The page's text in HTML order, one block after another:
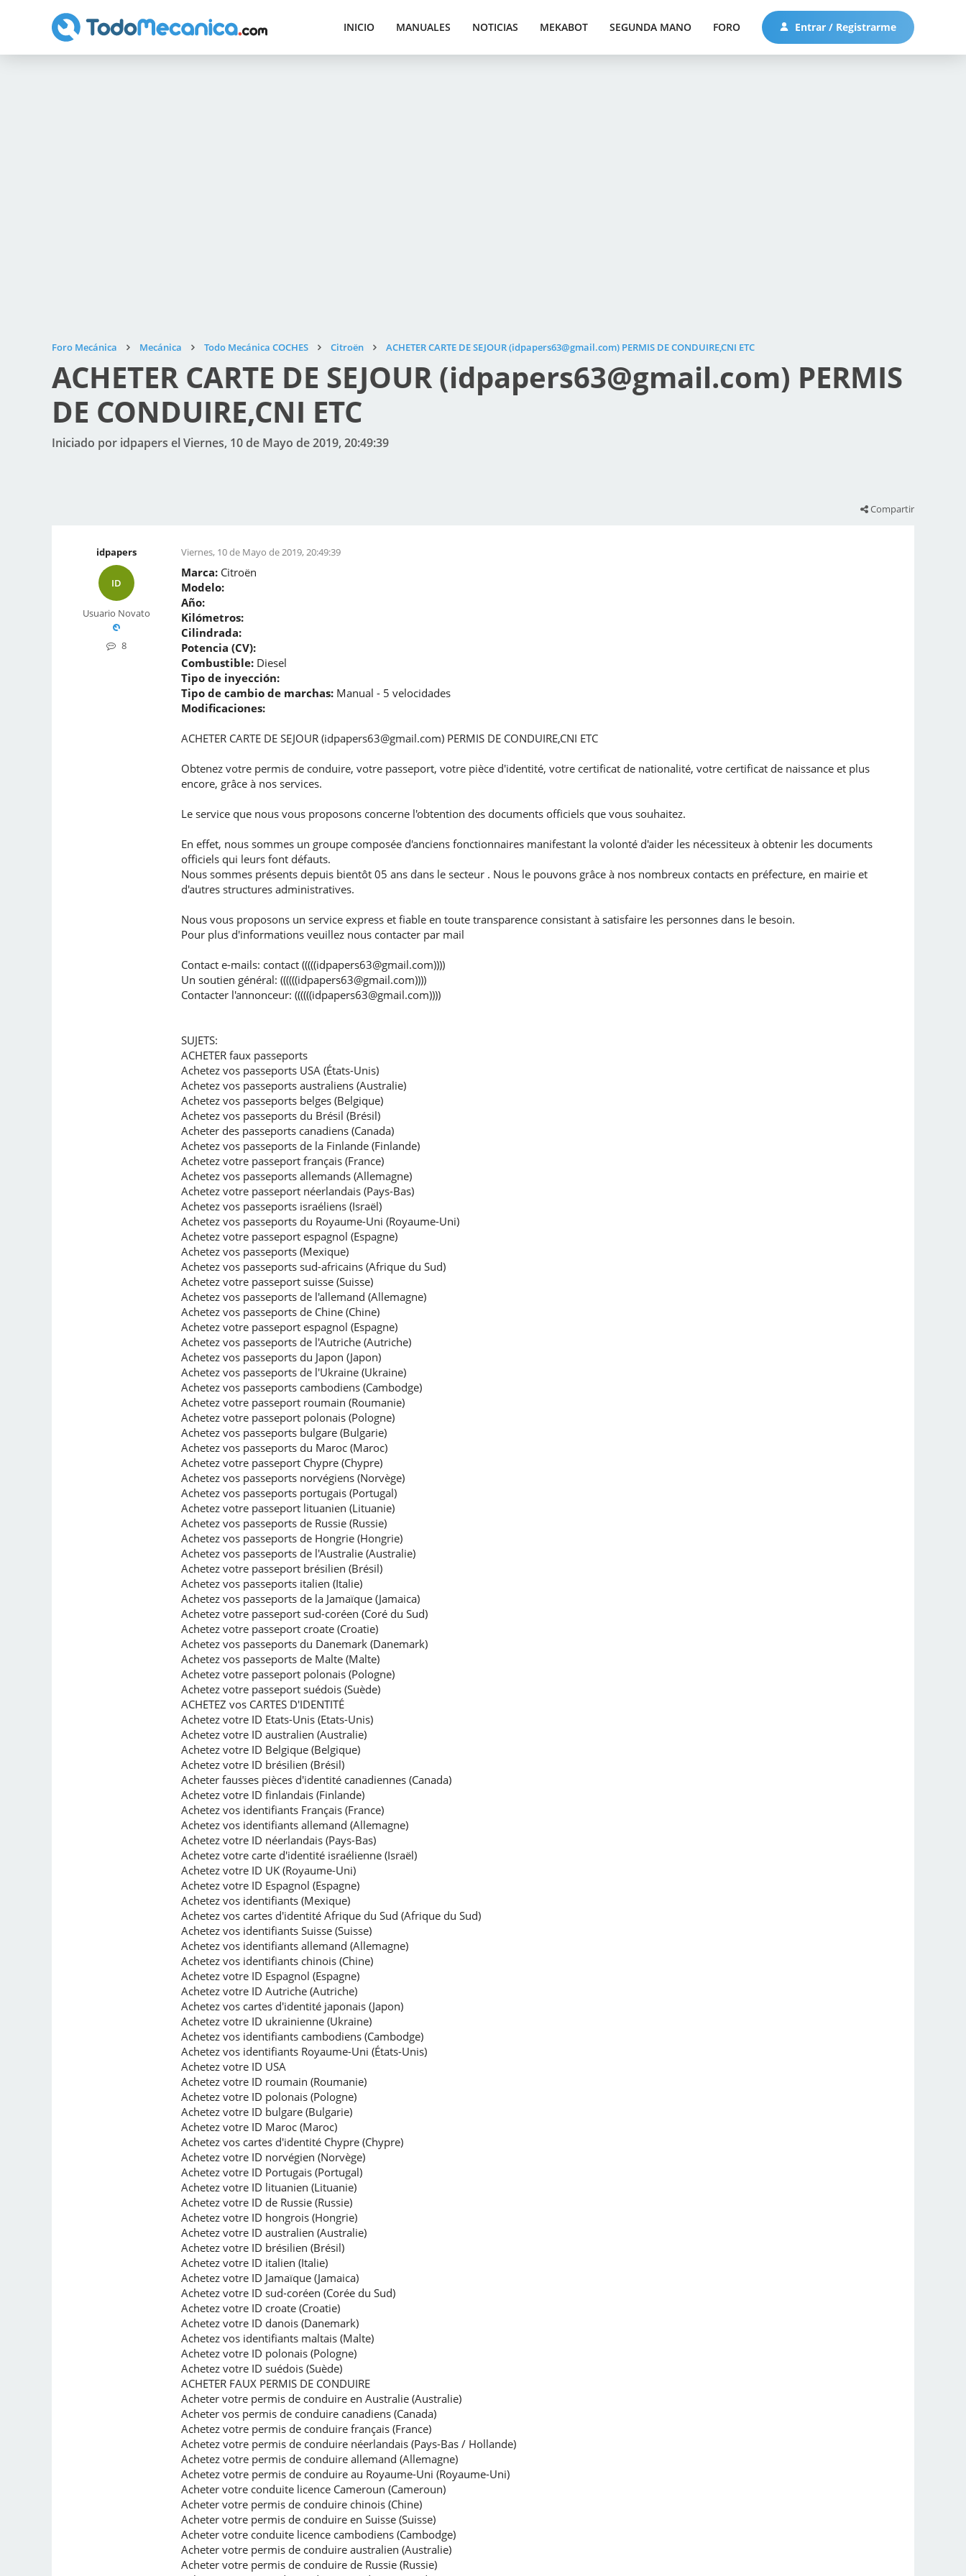
INICIO MANUALES NOTICIAS MEKABOT SEGUNDA MANO FORO Entrar / Registrarme
Foro Mecánica Mecánica Todo Mecánica COCHES Citroën ACHETER CARTE DE SEJOUR (idpapers63@gmail.com) PERMIS DE CONDUIRE,CNI ETC
ACHETER CARTE DE SEJOUR (idpapers63@gmail.com) PERMIS
DE CONDUIRE,CNI ETC
Iniciado por idpapers el Viernes, 10 de Mayo de 2019, 20:49:39
Compartir
idpapers
ID
Usuario Novato
8
Viernes, 10 de Mayo de 2019, 20:49:39
Marca: Citroën
Modelo:
Año:
Kilómetros:
Cilindrada:
Potencia (CV):
Combustible: Diesel
Tipo de inyección:
Tipo de cambio de marchas: Manual - 5 velocidades
Modificaciones:
ACHETER CARTE DE SEJOUR (idpapers63@gmail.com) PERMIS DE CONDUIRE,CNI ETC
Obtenez votre permis de conduire, votre passeport, votre pièce d'identité, votre certificat de nationalité, votre certificat de naissance et plus
encore, grâce à nos services.
Le service que nous vous proposons concerne l'obtention des documents officiels que vous souhaitez.
En effet, nous sommes un groupe composée d'anciens fonctionnaires manifestant la volonté d'aider les nécessiteux à obtenir les documents
officiels qui leurs font défauts.
Nous sommes présents depuis bientôt 05 ans dans le secteur . Nous le pouvons grâce à nos nombreux contacts en préfecture, en mairie et
d'autres structures administratives.
Nous vous proposons un service express et fiable en toute transparence consistant à satisfaire les personnes dans le besoin.
Pour plus d'informations veuillez nous contacter par mail
Contact e-mails: contact (((((idpapers63@gmail.com))))
Un soutien général: ((((((idpapers63@gmail.com))))
Contacter l'annonceur: ((((((idpapers63@gmail.com))))
SUJETS:
ACHETER faux passeports
Achetez vos passeports USA (États-Unis)
Achetez vos passeports australiens (Australie)
Achetez vos passeports belges (Belgique)
Achetez vos passeports du Brésil (Brésil)
Acheter des passeports canadiens (Canada)
Achetez vos passeports de la Finlande (Finlande)
Achetez votre passeport français (France)
Achetez vos passeports allemands (Allemagne)
Achetez votre passeport néerlandais (Pays-Bas)
Achetez vos passeports israéliens (Israël)
Achetez vos passeports du Royaume-Uni (Royaume-Uni)
Achetez votre passeport espagnol (Espagne)
Achetez vos passeports (Mexique)
Achetez vos passeports sud-africains (Afrique du Sud)
Achetez votre passeport suisse (Suisse)
Achetez vos passeports de l'allemand (Allemagne)
Achetez vos passeports de Chine (Chine)
Achetez votre passeport espagnol (Espagne)
Achetez vos passeports de l'Autriche (Autriche)
Achetez vos passeports du Japon (Japon)
Achetez vos passeports de l'Ukraine (Ukraine)
Achetez vos passeports cambodiens (Cambodge)
Achetez votre passeport roumain (Roumanie)
Achetez votre passeport polonais (Pologne)
Achetez vos passeports bulgare (Bulgarie)
Achetez vos passeports du Maroc (Maroc)
Achetez votre passeport Chypre (Chypre)
Achetez vos passeports norvégiens (Norvège)
Achetez vos passeports portugais (Portugal)
Achetez votre passeport lituanien (Lituanie)
Achetez vos passeports de Russie (Russie)
Achetez vos passeports de Hongrie (Hongrie)
Achetez vos passeports de l'Australie (Australie)
Achetez votre passeport brésilien (Brésil)
Achetez vos passeports italien (Italie)
Achetez vos passeports de la Jamaïque (Jamaica)
Achetez votre passeport sud-coréen (Coré du Sud)
Achetez votre passeport croate (Croatie)
Achetez vos passeports du Danemark (Danemark)
Achetez vos passeports de Malte (Malte)
Achetez votre passeport polonais (Pologne)
Achetez votre passeport suédois (Suède)
ACHETEZ vos CARTES D'IDENTITÉ
Achetez votre ID Etats-Unis (Etats-Unis)
Achetez votre ID australien (Australie)
Achetez votre ID Belgique (Belgique)
Achetez votre ID brésilien (Brésil)
Acheter fausses pièces d'identité canadiennes (Canada)
Achetez votre ID finlandais (Finlande)
Achetez vos identifiants Français (France)
Achetez vos identifiants allemand (Allemagne)
Achetez votre ID néerlandais (Pays-Bas)
Achetez votre carte d'identité israélienne (Israël)
Achetez votre ID UK (Royaume-Uni)
Achetez votre ID Espagnol (Espagne)
Achetez vos identifiants (Mexique)
Achetez vos cartes d'identité Afrique du Sud (Afrique du Sud)
Achetez vos identifiants Suisse (Suisse)
Achetez vos identifiants allemand (Allemagne)
Achetez vos identifiants chinois (Chine)
Achetez votre ID Espagnol (Espagne)
Achetez votre ID Autriche (Autriche)
Achetez vos cartes d'identité japonais (Japon)
Achetez votre ID ukrainienne (Ukraine)
Achetez vos identifiants cambodiens (Cambodge)
Achetez vos identifiants Royaume-Uni (États-Unis)
Achetez votre ID USA
Achetez votre ID roumain (Roumanie)
Achetez votre ID polonais (Pologne)
Achetez votre ID bulgare (Bulgarie)
Achetez votre ID Maroc (Maroc)
Achetez vos cartes d'identité Chypre (Chypre)
Achetez votre ID norvégien (Norvège)
Achetez votre ID Portugais (Portugal)
Achetez votre ID lituanien (Lituanie)
Achetez votre ID de Russie (Russie)
Achetez votre ID hongrois (Hongrie)
Achetez votre ID australien (Australie)
Achetez votre ID brésilien (Brésil)
Achetez votre ID italien (Italie)
Achetez votre ID Jamaïque (Jamaica)
Achetez votre ID sud-coréen (Corée du Sud)
Achetez votre ID croate (Croatie)
Achetez votre ID danois (Danemark)
Achetez vos identifiants maltais (Malte)
Achetez votre ID polonais (Pologne)
Achetez votre ID suédois (Suède)
ACHETER FAUX PERMIS DE CONDUIRE
Acheter votre permis de conduire en Australie (Australie)
Acheter vos permis de conduire canadiens (Canada)
Achetez votre permis de conduire français (France)
Achetez votre permis de conduire néerlandais (Pays-Bas / Hollande)
Achetez votre permis de conduire allemand (Allemagne)
Achetez votre permis de conduire au Royaume-Uni (Royaume-Uni)
Acheter votre conduite licence Cameroun (Cameroun)
Acheter votre permis de conduire chinois (Chine)
Acheter votre permis de conduire en Suisse (Suisse)
Acheter votre conduite licence cambodiens (Cambodge)
Acheter votre permis de conduire australien (Australie)
Acheter votre permis de conduire de Russie (Russie)